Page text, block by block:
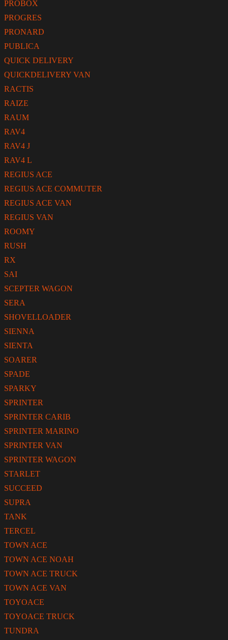
PROBOX
PROGRES
PRONARD
PUBLICA
QUICK DELIVERY
QUICKDELIVERY VAN
RACTIS
RAIZE
RAUM
RAV4
RAV4 J
RAV4 L
REGIUS ACE
REGIUS ACE COMMUTER
REGIUS ACE VAN
REGIUS VAN
ROOMY
RUSH
RX
SAI
SCEPTER WAGON
SERA
SHOVELLOADER
SIENNA
SIENTA
SOARER
SPADE
SPARKY
SPRINTER
SPRINTER CARIB
SPRINTER MARINO
SPRINTER VAN
SPRINTER WAGON
STARLET
SUCCEED
SUPRA
TANK
TERCEL
TOWN ACE
TOWN ACE NOAH
TOWN ACE TRUCK
TOWN ACE VAN
TOYOACE
TOYOACE TRUCK
TUNDRA